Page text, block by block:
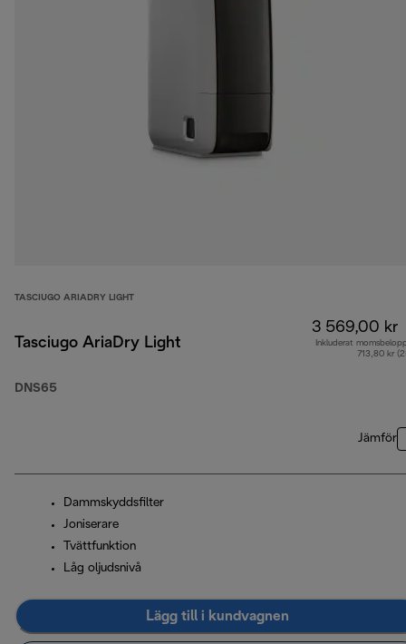
TASCIUGO ARIADRY LIGHT
Tasciugo AriaDry Light
DNS65
3 569,00 kr
Inkluderat
713,80 kr
Jämför
Dammskyddsfilter
Joniserare
Tvättfunktion
Låg oljudsnivå
Lägg till i kundvagnen